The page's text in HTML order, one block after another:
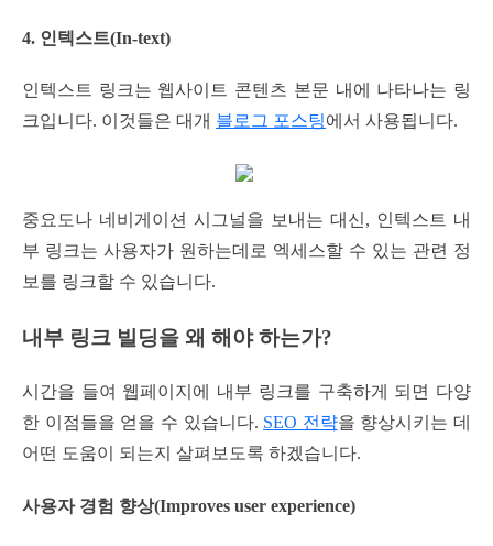
4. 인텍스트(In-text)
인텍스트 링크는 웹사이트 콘텐츠 본문 내에 나타나는 링
크입니다. 이것들은 대개 블로그 포스팅에서 사용됩니다.
중요도나 네비게이션 시그널을 보내는 대신, 인텍스트 내
부 링크는 사용자가 원하는데로 엑세스할 수 있는 관련 정
보를 링크할 수 있습니다.
내부 링크 빌딩을 왜 해야 하는가?
시간을 들여 웹페이지에 내부 링크를 구축하게 되면 다양
한 이점들을 얻을 수 있습니다. SEO 전략을 향상시키는 데
어떤 도움이 되는지 살펴보도록 하겠습니다.
사용자 경험 향상(Improves user experience)